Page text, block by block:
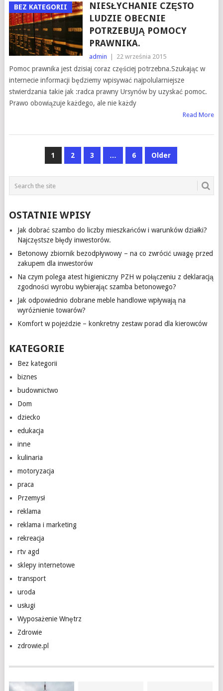
BEZ KATEGORII
NIESŁYCHANIE CZĘSTO
LUDZIE OBECNIE
POTRZEBUJĄ POMOCY
PRAWNIKA.
admin 22 września 2015
Pomoc prawnika jest dzisiaj coraz częściej potrzebna.Szukając w
internecie informacji będziemy wpisywać najpolularniejsze
stwierdzania takie jak :radca prawny Ursynów by uzyskać pomoc.
Prawo obowiązuje każdego, ale nie każdy
Read More
NAWIGACJA
WPISACH
1 2 3 … 6 Older
OSTATNIE WPISY
Jak dobrać szambo do liczby mieszkańców i warunków działki?
Najczęstsze błędy inwestorów.
Betonowy zbiornik bezodpływowy – na co zwrócić uwagę przed
zakupem dla inwestorów
Na czym polega atest higieniczny PZH w połączeniu z deklaracją
zgodności wyrobu wybierając szamba betonowego?
Jak odpowiednio dobrane meble handlowe wpływają na
wyróżnienie towarów?
Komfort w pojeździe – konkretny zestaw porad dla kierowców
KATEGORIE
Bez kategorii
biznes
budownictwo
Dom
dziecko
edukacja
inne
kulinaria
motoryzacja
praca
Przemysł
reklama
reklama i marketing
rekreacja
rtv agd
sklepy internetowe
transport
uroda
usługi
Wyposażenie Wnętrz
Zdrowie
zdrowie.pl